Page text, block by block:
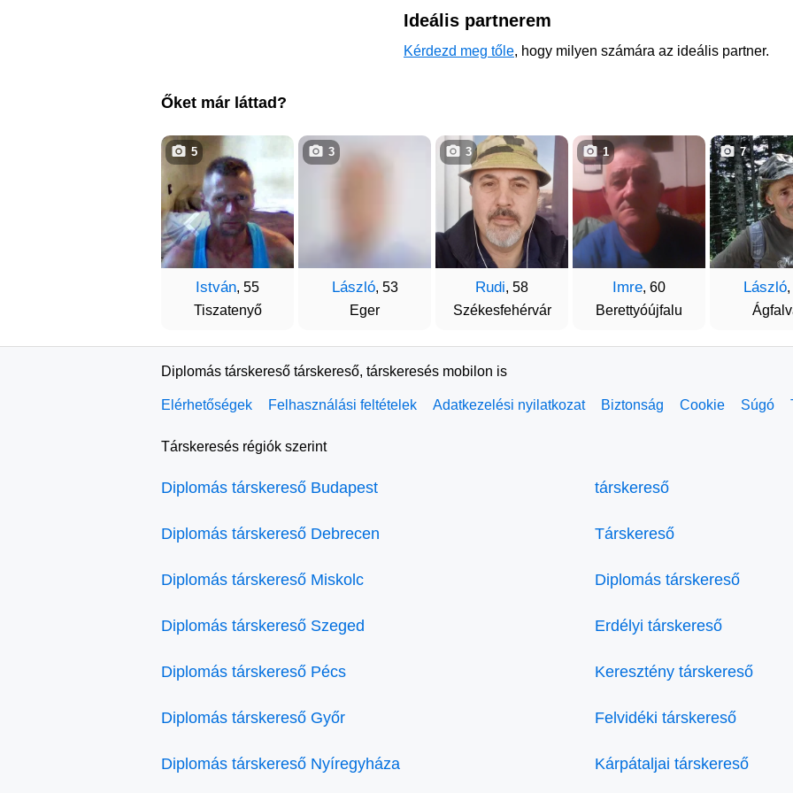
Ideális partnerem
Kérdezd meg tőle, hogy milyen számára az ideális partner.
Őket már láttad?
István, 55
Tiszatenyő
5
László, 53
Eger
3
Rudi, 58
Székesfehérvár
3
Imre, 60
Berettyóújfalu
1
László,
7
Diplomás társkereső társkereső, társkeresés mobilon is
Elérhetőségek Felhasználási feltételek Adatkezelési nyilatkozat Biztonság Cookie Súgó
Társkeresés régiók szerint
Diplomás társkereső Budapest
Diplomás társkereső Debrecen
Diplomás társkereső Miskolc
Diplomás társkereső Szeged
Diplomás társkereső Pécs
Diplomás társkereső Győr
Diplomás társkereső Nyíregyháza
társkereső
Társkereső
Diplomás társkereső
Erdélyi társkereső
Keresztény társkereső
Felvidéki társkereső
Kárpátaljai társkereső